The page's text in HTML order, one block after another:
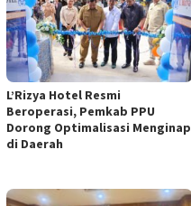
L’Rizya Hotel Resmi
Beroperasi, Pemkab PPU
Dorong Optimalisasi Menginap
di Daerah